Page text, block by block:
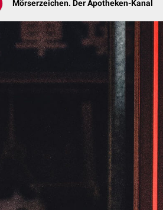
Mörserzeichen. Der Apotheken-Kanal